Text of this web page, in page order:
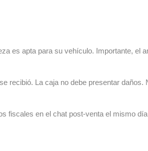
es apta para su vehículo. Importante, el
recibió. La caja no debe presentar
fiscales en el chat post-venta el mismo